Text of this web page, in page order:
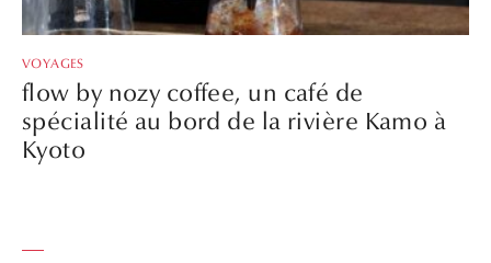
VOYAGES
flow by nozy coffee, un café de
spécialité au bord de la rivière Kamo à
Kyoto